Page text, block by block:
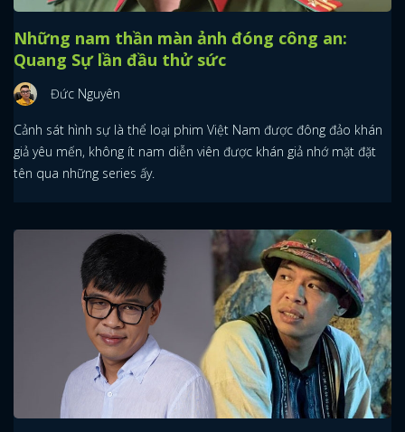
Những nam thần màn ảnh đóng công an:
Quang Sự lần đầu thử sức
Đức Nguyên
Cảnh sát hình sự là thể loại phim Việt Nam được đông đảo khán
giả yêu mến, không ít nam diễn viên được khán giả nhớ mặt đặt
tên qua những series ấy.